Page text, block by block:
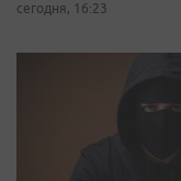
сегодня, 16:23